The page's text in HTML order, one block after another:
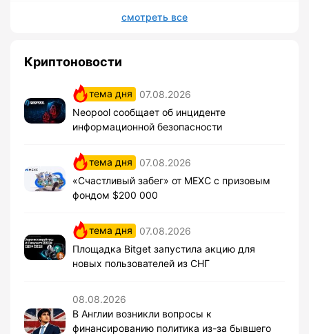
смотреть все
Криптоновости
тема дня
07.08.2026
Neopool сообщает об инциденте
информационной безопасности
тема дня
07.08.2026
«Счастливый забег» от MEXC с призовым
фондом $200 000
тема дня
07.08.2026
Площадка Bitget запустила акцию для
новых пользователей из СНГ
08.08.2026
В Англии возникли вопросы к
финансированию политика из-за бывшего